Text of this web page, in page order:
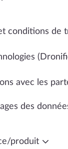
conditions de
avec les
des
produit